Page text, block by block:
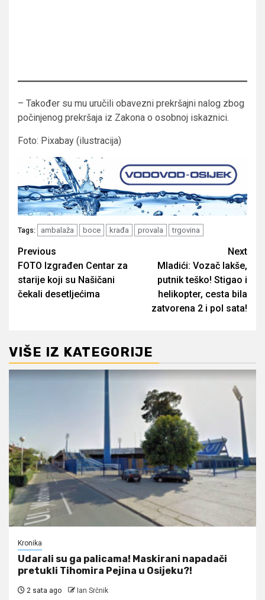
– Također su mu uručili obavezni prekršajni nalog zbog
počinjenog prekršaja iz Zakona o osobnoj iskaznici.
Foto: Pixabay (ilustracija)
Tags: ambalaža boce krađa provala trgovina
Post
navigation
Previous
FOTO Izgrađen Centar za
starije koji su Našičani
čekali desetljećima
Next
Mladići: Vozač lakše,
putnik teško! Stigao i
helikopter, cesta bila
zatvorena 2 i pol sata!
VIŠE IZ KATEGORIJE
Kronika
Udarali su ga palicama! Maskirani napadači
pretukli Tihomira Pejina u Osijeku?!
2 sata ago Ian Srčnik